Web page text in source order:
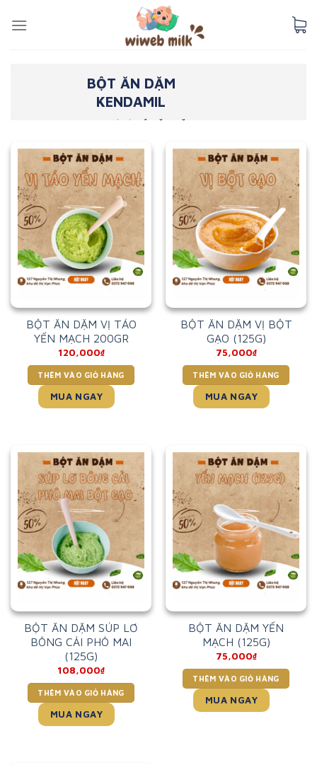
BỘT ĂN DẶM
KENDAMIL
TRANG CHỦ / BỘT ĂN DẶM KENDAMIL
BỘT ĂN DẶM VỊ TÁO
YẾN MẠCH 200GR
120,000₫
THÊM VÀO GIỎ HÀNG
MUA NGAY
BỘT ĂN DẶM VỊ BỘT
GẠO (125G)
75,000₫
THÊM VÀO GIỎ HÀNG
MUA NGAY
BỘT ĂN DẶM SÚP LƠ
BÔNG CẢI PHÔ MAI
(125G)
108,000₫
THÊM VÀO GIỎ HÀNG
MUA NGAY
BỘT ĂN DẶM YẾN
MẠCH (125G)
75,000₫
THÊM VÀO GIỎ HÀNG
MUA NGAY